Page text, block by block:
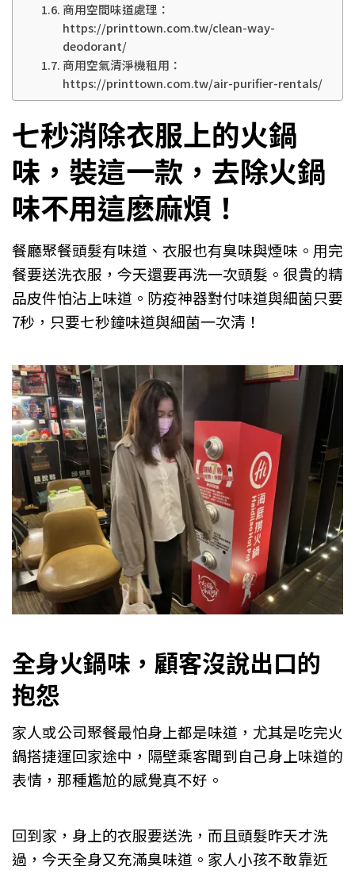
商用空間味道處理：
https://printtown.com.tw/clean-way-
deodorant/
商用空氣清淨機租用：
https://printtown.com.tw/air-purifier-rentals/
七秒消除衣服上的火鍋
味，裝這一款，去除火鍋
味不用這麽麻煩！
餐廳聚餐頭髮有味道、衣服也有臭味與煙味。用完
餐要送洗衣服，今天還要再洗一次頭髮。很貴的精
品皮件怕沾上味道。防疫神器對付味道與細菌只要
7秒，只要七秒鐘味道與細菌一次清！
全身火鍋味，顧客沒說出口的
抱怨
家人或公司聚餐最怕身上都是味道，尤其是吃完火
鍋搭捷運回家途中，隔壁乘客聞到自己身上味道的
表情，那種尷尬的感覺真不好。
回到家，身上的衣服要送洗，而且頭髮昨天才洗
過，今天全身又充滿臭味道。家人小孩不敢靠近